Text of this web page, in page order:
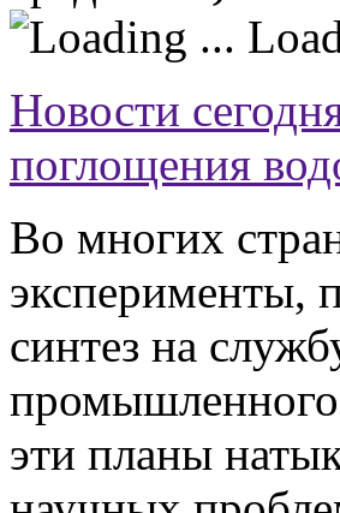
Новости
поглощения
Во многих
эксперименты,
синтез на
промышленного
эти планы